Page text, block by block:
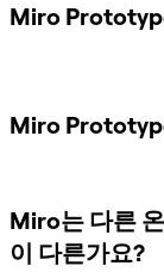
Miro
Miro
Miro는 다른
이 다른가요?